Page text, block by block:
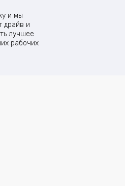
и мы
драйв и
лучшее
рабочих